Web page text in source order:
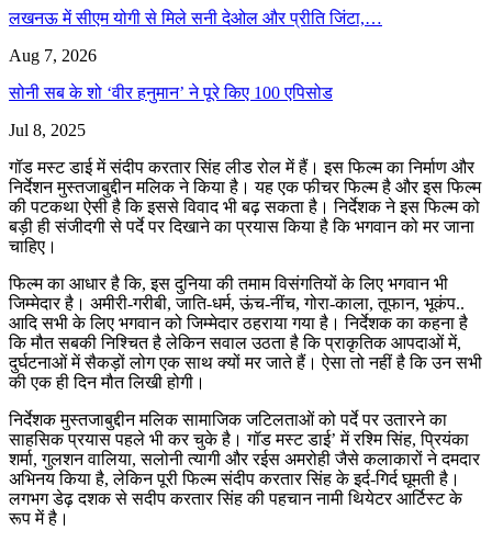
लखनऊ में सीएम योगी से मिले सनी देओल और प्रीति जिंटा,…
Aug 7, 2026
सोनी सब के शो ‘वीर हनुमान’ ने पूरे किए 100 एपिसोड
Jul 8, 2025
गॉड मस्ट डाई में संदीप करतार सिंह लीड रोल में हैं। इस फिल्म का निर्माण और
निर्देशन मुस्तजाबुद्दीन मलिक ने किया है। यह एक फीचर फिल्म है और इस फिल्म
की पटकथा ऐसी है कि इससे विवाद भी बढ़ सकता है। निर्देशक ने इस फिल्म को
बड़ी ही संजीदगी से पर्दे पर दिखाने का प्रयास किया है कि भगवान को मर जाना
चाहिए।
फिल्म का आधार है कि, इस दुनिया की तमाम विसंगतियों के लिए भगवान भी
जिम्मेदार है। अमीरी-गरीबी, जाति-धर्म, ऊंच-नींच, गोरा-काला, तूफान, भूकंप..
आदि सभी के लिए भगवान को जिम्मेदार ठहराया गया है। निर्देशक का कहना है
कि मौत सबकी निश्चित है लेकिन सवाल उठता है कि प्राकृतिक आपदाओं में,
दुर्घटनाओं में सैकड़ों लोग एक साथ क्यों मर जाते हैं। ऐसा तो नहीं है कि उन सभी
की एक ही दिन मौत लिखी होगी।
निर्देशक मुस्तजाबुद्दीन मलिक सामाजिक जटिलताओं को पर्दे पर उतारने का
साहसिक प्रयास पहले भी कर चुके है। गॉड मस्ट डाई’ में रश्मि सिंह, प्रियंका
शर्मा, गुलशन वालिया, सलोनी त्यागी और रईस अमरोही जैसे कलाकारों ने दमदार
अभिनय किया है, लेकिन पूरी फिल्म संदीप करतार सिंह के इर्द-गिर्द घूमती है।
लगभग डेढ़ दशक से सदीप करतार सिंह की पहचान नामी थियेटर आर्टिस्ट के
रूप में है।